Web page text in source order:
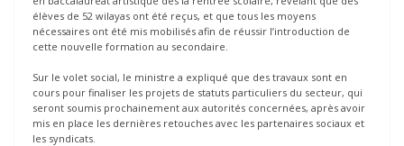
élèves de 52 wilayas ont été reçus, et que tous les moyens
nécessaires ont été mis mobilisés afin de réussir l’introduction de
cette nouvelle formation au secondaire.
Sur le volet social, le ministre a expliqué que des travaux sont en
cours pour finaliser les projets de statuts particuliers du secteur, qui
seront soumis prochainement aux autorités concernées, après avoir
mis en place les dernières retouches avec les partenaires sociaux et
les syndicats.